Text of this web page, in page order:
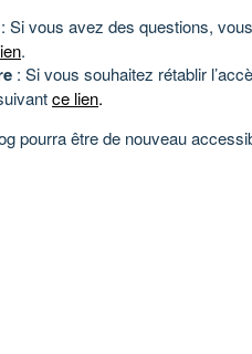
: Si vous avez des questions,
.
: Si vous souhaitez rétablir
ce lien.
pourra être de nouveau